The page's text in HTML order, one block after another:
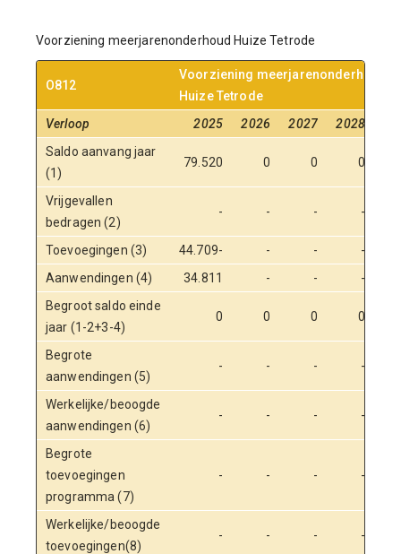
Voorziening meerjarenonderhoud Huize Tetrode
O812
Voorziening meerjarenonderhoud
Huize Tetrode
Verloop
2025 2026 2027 2028
Saldo aanvang jaar
(1)
79.520 0 0 0
Vrijgevallen
bedragen (2)
- - - -
Toevoegingen (3) 44.709- - -
-
Aanwendingen (4)
34.811 - -
-
Begroot saldo einde
jaar (1-2+3-4)
0 0 0 0
Begrote
aanwendingen (5)
- - - -
Werkelijke/beoogde
aanwendingen (6)
- - - -
Begrote
toevoegingen
programma (7)
- - - -
Werkelijke/beoogde
toevoegingen(8)
- - - -